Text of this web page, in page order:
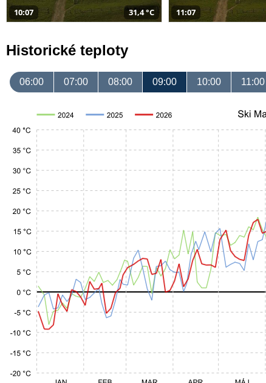
10:07 31,4 °C 11:07
Historické teploty
06:00 07:00 08:00 09:00 10:00 11:00